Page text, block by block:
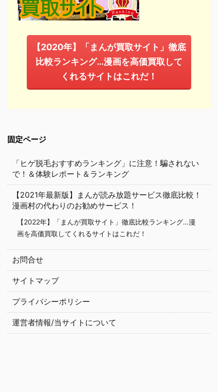
【2020年】「まんが買取サイト」徹底
比較ランキング…漫画を高価買取して
くれるサイトはこれだ！
固定ページ
「ヒゲ脱毛おすすめランキング」に注意！騙されない
で！＆体験レポート＆ランキング
【2021年最新版】まんが読み放題サービス徹底比較！
漫画村の代わりのお勧めサービス！
【2022年】「まんが買取サイト」徹底比較ランキング…漫
画を高価買取してくれるサイトはこれだ！
お問合せ
サイトマップ
プライバシーポリシー
運営者情報/当サイトについて